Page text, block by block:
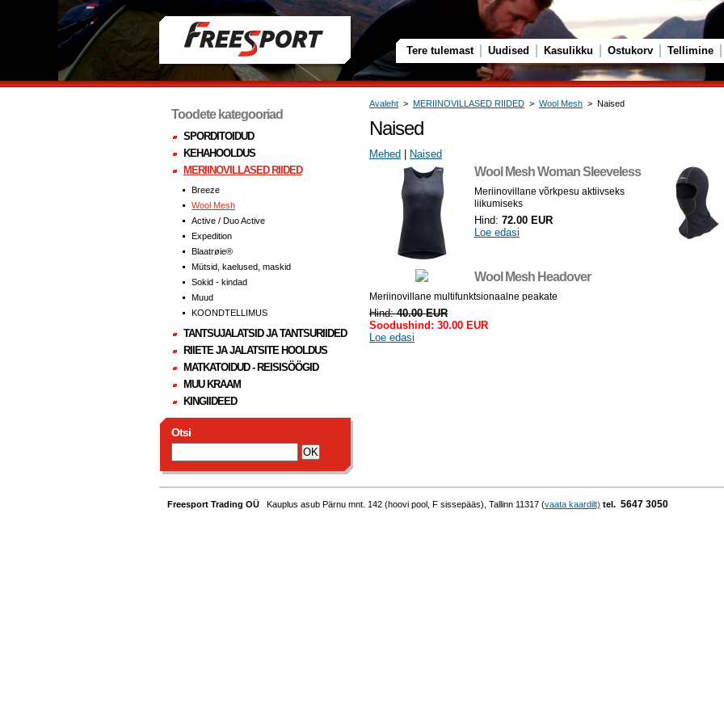
Tere tulemast Uudised Kasulikku Ostukorv Tellimine
Avaleht > MERIINOVILLASED RIIDED > Wool Mesh > Naised
Naised
Mehed Naised
Wool Mesh Woman Sleeveless
Meriinovillane võrkpesu aktiivseks
liikumiseks
Hind: 72.00 EUR
Loe edasi
Wool Mesh Headover
Meriinovillane multifunktsionaalne peakate
Hind:40.00 EUR
Soodushind: 30.00 EUR
Loe edasi
Toodete kategooriad
SPORDITOIDUD
KEHAHOOLDUS
MERIINOVILLASED RIIDED
Breeze
Wool Mesh
Active / Duo Active
Expedition
Blaatrøie®
Mütsid, kaelused, maskid
Sokid - kindad
Muud
KOONDTELLIMUS
TANTSUJALATSID JA TANTSURIIDED
RIIETE JA JALATSITE HOOLDUS
MATKATOIDUD - REISISÖÖGID
MUU KRAAM
KINGIIDEED
Otsi
Freesport Trading OÜ Kauplus asub Pärnu mnt. 142 (hoovi pool, F sissepääs), Tallinn 11317 (vaata kaardilt) tel. 5647 3050